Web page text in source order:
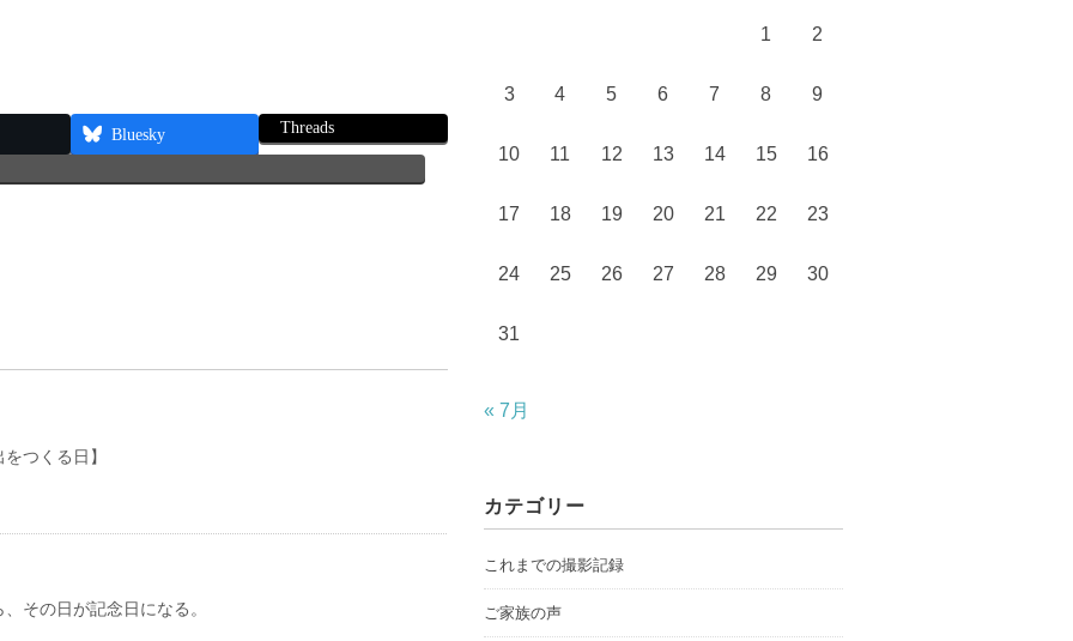
Bluesky Threads
つくる日】
その日が記念日になる。
1 2
3 4 5 6 7 8 9
10 11 12 13 14 15 16
17 18 19 20 21 22 23
24 25 26 27 28 29 30
31
« 7月
カテゴリー
これまでの撮影記録
ご家族の声